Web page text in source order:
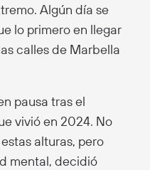
Algún día se
lo primero en llegar
calles de Marbella
pausa tras el
vivió en 2024. No
alturas, pero
mental, decidió